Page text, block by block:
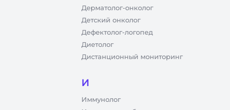
Дерматолог-онколог
Детский онколог
Дефектолог-логопед
Диетолог
Дистанционный мониторинг
И
Иммунолог